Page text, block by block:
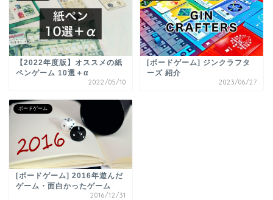
【2022年度版】オススメの紙
ペンゲーム 10選＋α
2022/05/10
[ボードゲーム] ジンクラフタ
ーズ 紹介
2023/06/27
ボードゲーム
[ボードゲーム] 2016年遊んだ
ゲーム・面白かったゲーム
2016/12/31